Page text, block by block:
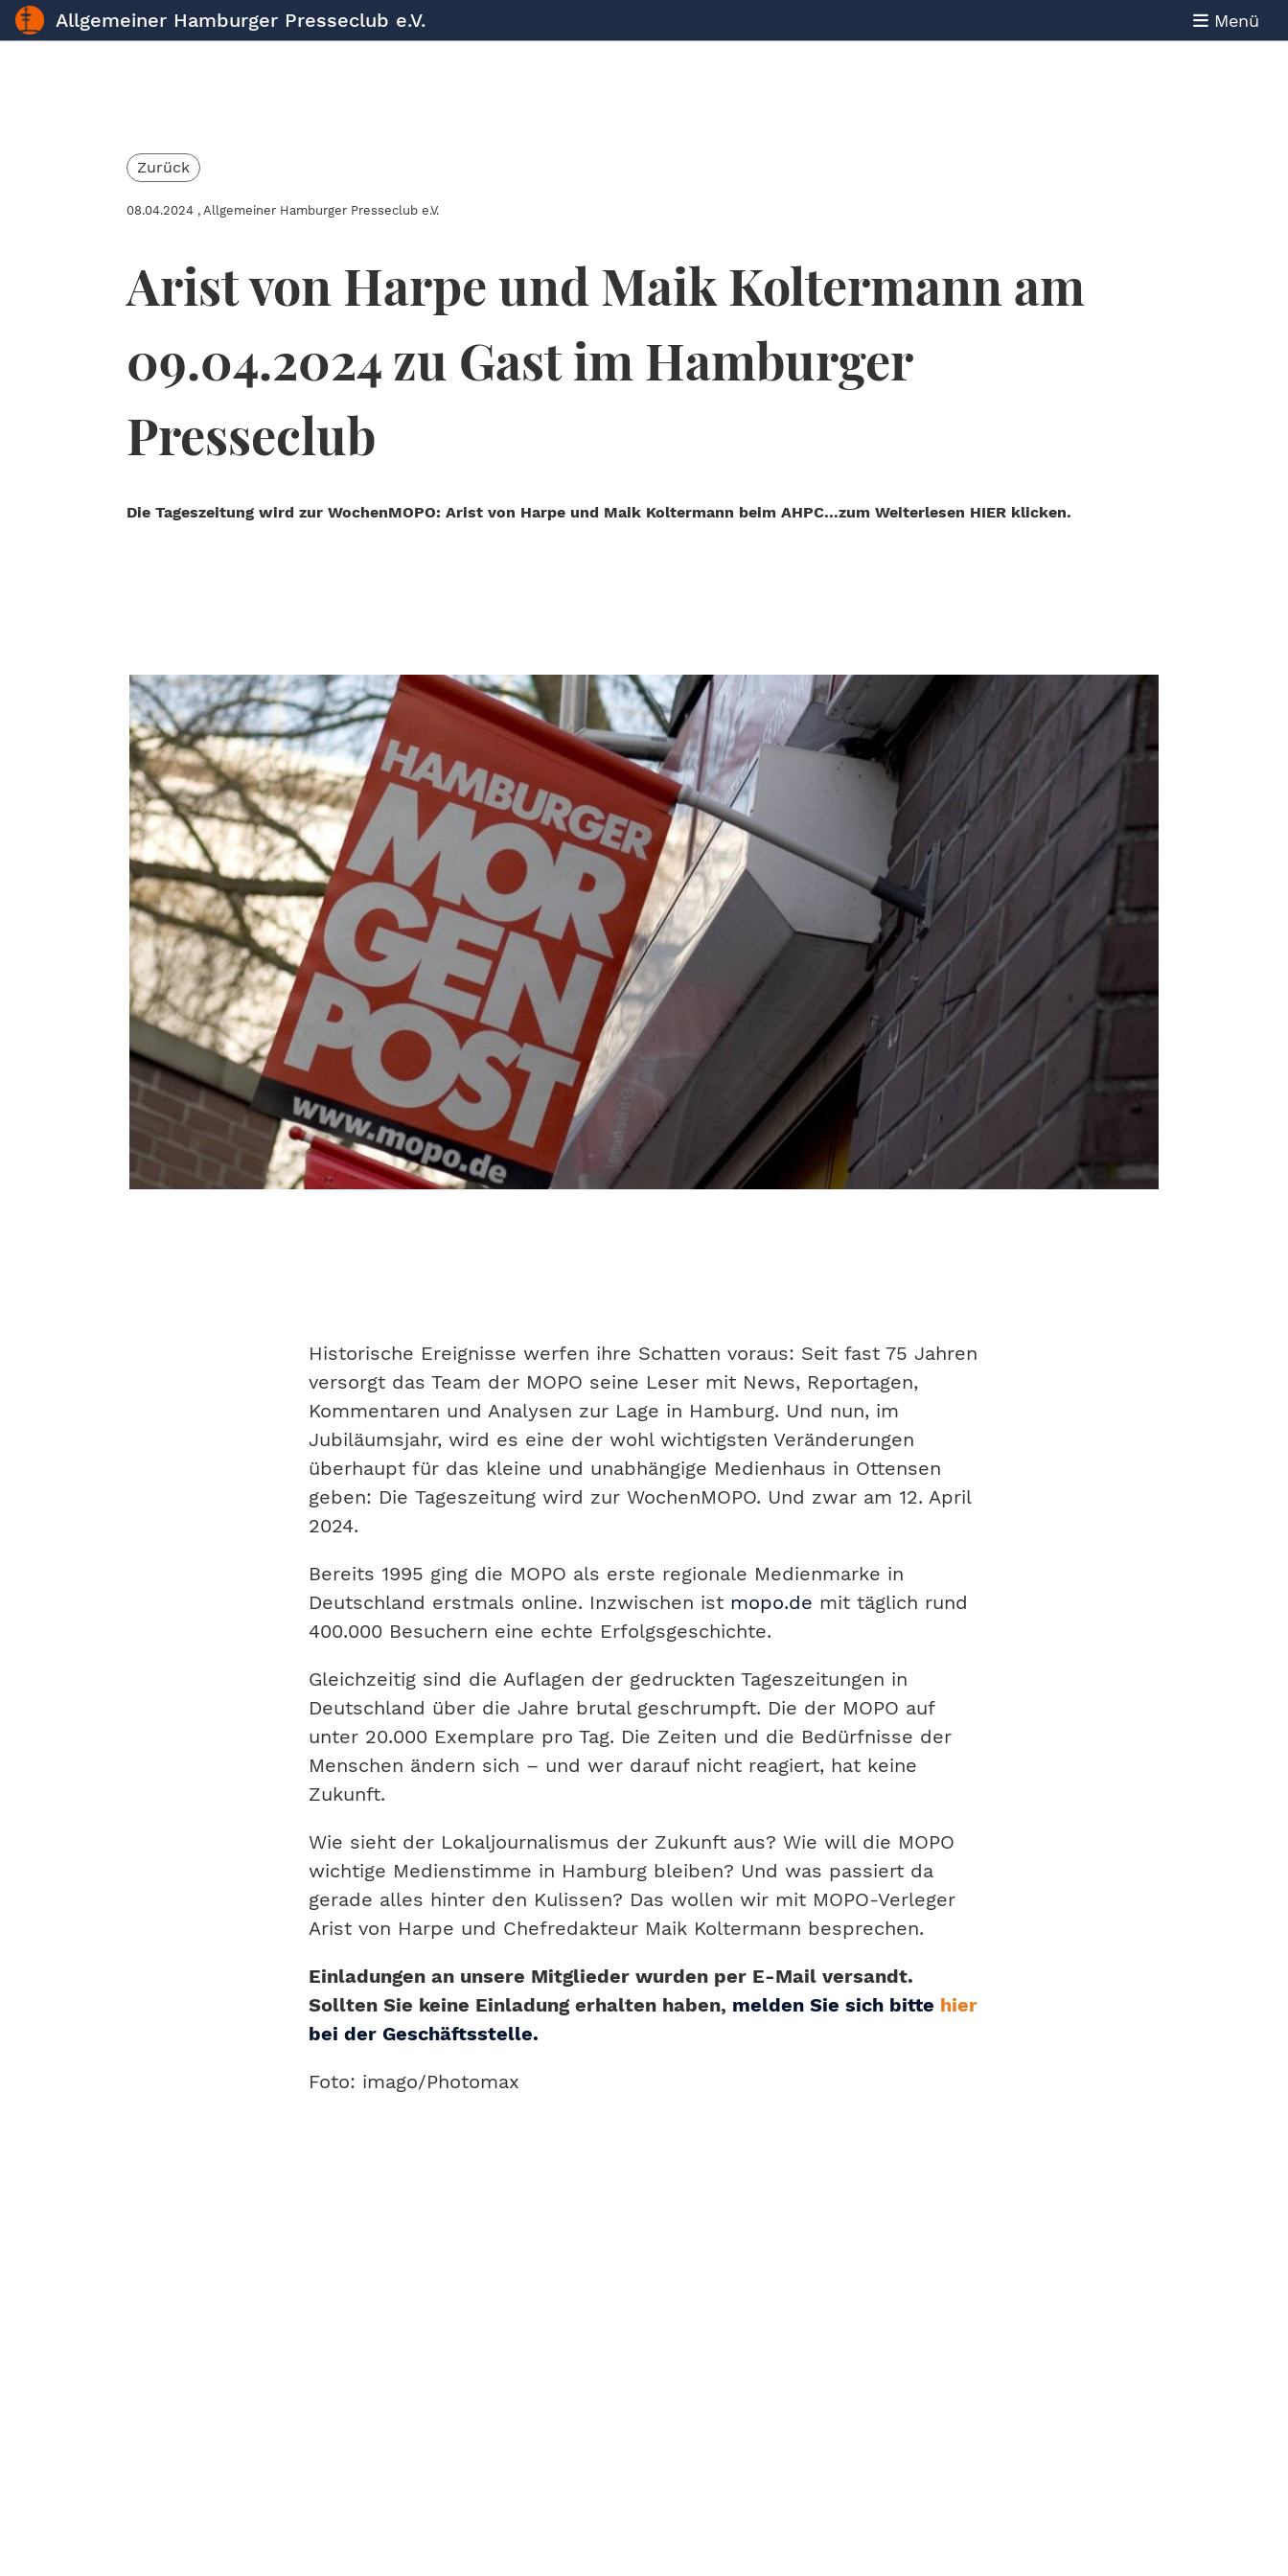
Allgemeiner Hamburger Presseclub e.V. Menü
Zurück
08.04.2024 , Allgemeiner Hamburger Presseclub e.V.
Arist von Harpe und Maik Koltermann am
09.04.2024 zu Gast im Hamburger
Presseclub
Die Tageszeitung wird zur WochenMOPO: Arist von Harpe und Maik Koltermann beim AHPC…zum Weiterlesen HIER klicken.
Historische Ereignisse werfen ihre Schatten voraus: Seit fast 75 Jahren
versorgt das Team der MOPO seine Leser mit News, Reportagen,
Kommentaren und Analysen zur Lage in Hamburg. Und nun, im
Jubiläumsjahr, wird es eine der wohl wichtigsten Veränderungen
überhaupt für das kleine und unabhängige Medienhaus in Ottensen
geben: Die Tageszeitungwird zur WochenMOPO. Und zwar am 12. April
2024.
Bereits 1995 ging die MOPO als erste regionale Medienmarke in
Deutschland erstmals online. Inzwischen ist mopo.de mit täglich rund
400.000 Besuchern eine echte Erfolgsgeschichte.
Gleichzeitig sind die Auflagen der gedruckten Tageszeitungen in
Deutschland über die Jahre brutal geschrumpft. Die der MOPO auf
unter 20.000 Exemplare pro Tag. Die Zeiten und die Bedürfnisse der
Menschen ändern sich – und wer darauf nicht reagiert, hat keine
Zukunft.
Wie sieht der Lokaljournalismus der Zukunft aus? Wie will die MOPO
wichtige Medienstimme in Hamburg bleiben? Und was passiert da
gerade alles hinter den Kulissen? Das wollen wir mit MOPO-Verleger
Arist von Harpe und Chefredakteur Maik Koltermann besprechen.
Einladungen an unsere Mitglieder wurden per E-Mail versandt.
Sollten Sie keine Einladung erhalten haben, melden Sie sich bitte hier
bei der Geschäftsstelle.
Foto: imago/Photomax